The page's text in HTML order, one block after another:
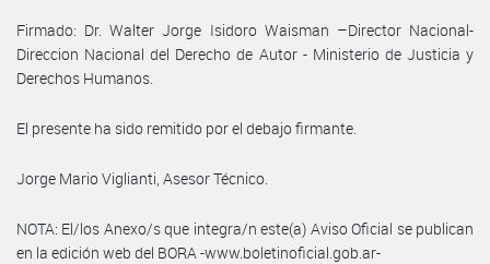
Firmado: Dr. Walter Jorge Isidoro Waisman –Director Nacional-
Direccion Nacional del Derecho de Autor - Ministerio de Justicia y
Derechos Humanos.
El presente ha sido remitido por el debajo firmante.
Jorge Mario Viglianti, Asesor Técnico.
NOTA: El/los Anexo/s que integra/n este(a) Aviso Oficial se publican
en la edición web del BORA -www.boletinoficial.gob.ar-